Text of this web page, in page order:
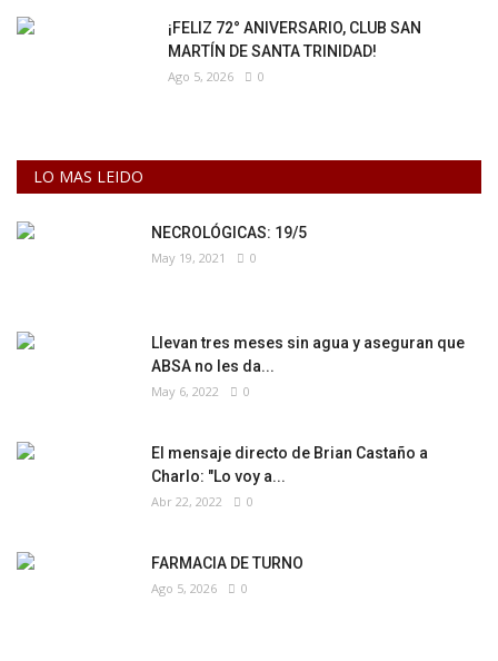
¡FELIZ 72° ANIVERSARIO, CLUB SAN
MARTÍN DE SANTA TRINIDAD!
Ago 5, 2026 0
LO MAS LEIDO
NECROLÓGICAS: 19/5
May 19, 2021 0
Llevan tres meses sin agua y aseguran que
ABSA no les da...
May 6, 2022 0
El mensaje directo de Brian Castaño a
Charlo: "Lo voy a...
Abr 22, 2022 0
FARMACIA DE TURNO
Ago 5, 2026 0